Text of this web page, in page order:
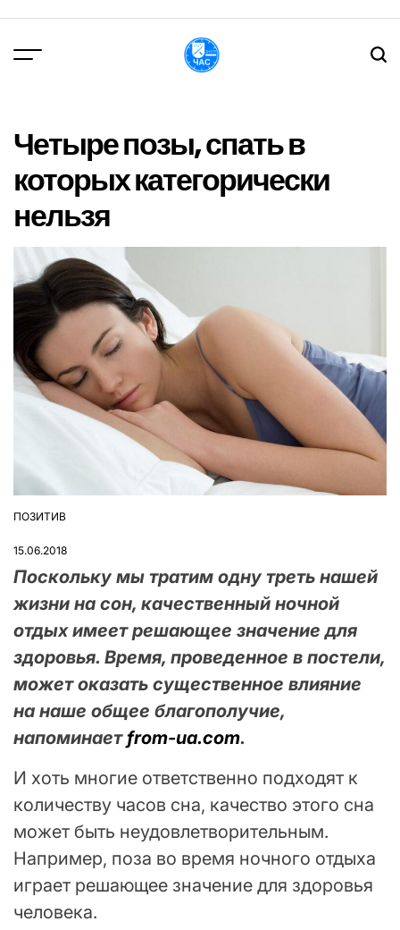
вмісту
Четыре позы, спать в
которых категорически
нельзя
ОПУБЛІКУВАТИ
ПОЗИТИВ
15.06.2018
Поскольку мы тратим одну треть нашей
жизни на сон, качественный ночной
отдых имеет решающее значение для
здоровья. Время, проведенное в постели,
может оказать существенное влияние
на наше общее благополучие,
напоминаетfrom-ua.com.
И хоть многие ответственно подходят к
количеству часов сна, качество этого сна
может быть неудовлетворительным.
Например, поза во время ночного отдыха
играет решающее значение для здоровья
человека.